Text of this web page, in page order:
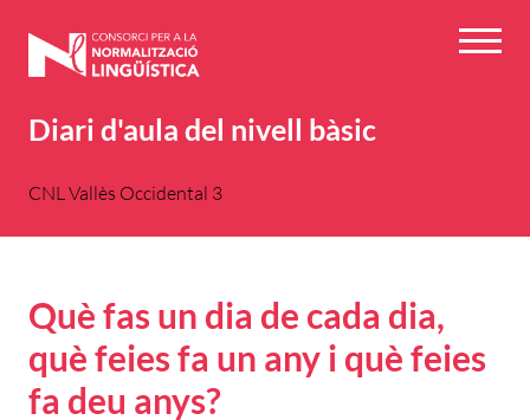
Diari d'aula del nivell bàsic
CNL Vallès Occidental 3
Què fas un dia de cada dia,
què feies fa un any i què feies
fa deu anys?